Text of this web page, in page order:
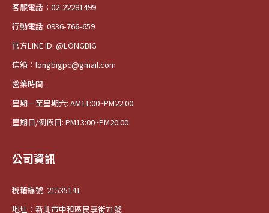
客服電話：02-22281499
行動電話: 0936-766-659
官方LINE ID: @LONGBIG
信箱：longbigpc@gmail.com
營業時間:
星期一至星期六: AM11:00~PM22:00
星期日/例假日: PM13:00~PM20:00
公司資訊
稅籍編號: 21535141
地址：新北市中和區民享街71號